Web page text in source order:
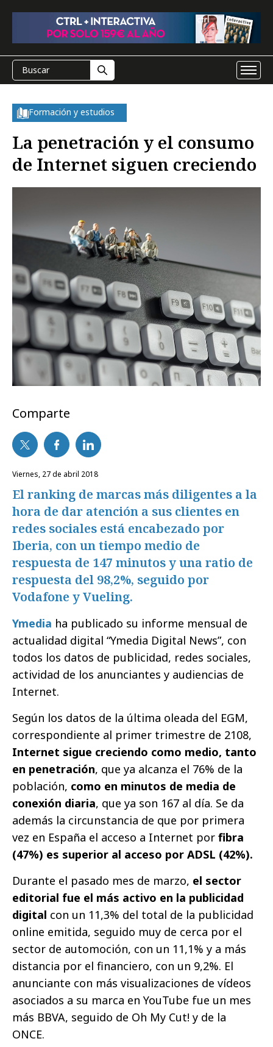
Formación y estudios
La penetración y el consumo
de Internet siguen creciendo
Comparte
viernes, 27 de abril 2018
El ranking de marcas más diligentes a la
hora de dar atención a sus clientes en
redes sociales está encabezado por
Iberia, con un tiempo medio de
respuesta de 147 minutos y una ratio de
respuesta del 98,2%, seguido por
Vodafone y Vueling.
Ymedia ha publicado su informe mensual de
actualidad digital “Ymedia Digital News”, con
todos los datos de publicidad, redes sociales,
actividad de los anunciantes y audiencias de
Internet.
Según los datos de la última oleada del EGM,
correspondiente al primer trimestre de 2108,
Internet sigue creciendo como medio, tanto
en penetración, que ya alcanza el 76% de la
población, como en minutos de media de
conexión diaria, que ya son 167 al día. Se da
además la circunstancia de que por primera
vez en España el acceso a Internet por fibra
(47%) es superior al acceso por ADSL (42%).
Durante el pasado mes de marzo, el sector
editorial fue el más activo en la publicidad
digital con un 11,3% del total de la publicidad
online emitida, seguido muy de cerca por el
sector de automoción, con un 11,1% y a más
distancia por el financiero, con un 9,2%. El
anunciante con más visualizaciones de vídeos
asociados a su marca en YouTube fue un mes
más BBVA, seguido de Oh My Cut! y de la
ONCE.